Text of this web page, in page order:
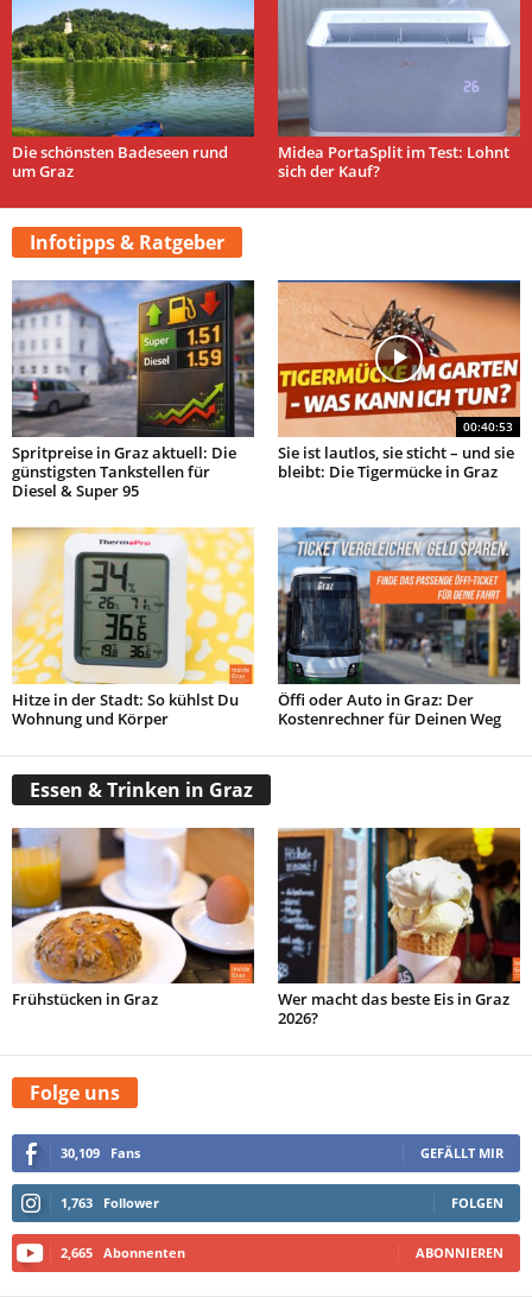
Die schönsten Badeseen rund
um Graz
Midea PortaSplit im Test: Lohnt
sich der Kauf?
Infotipps & Ratgeber
Spritpreise in Graz aktuell: Die
günstigsten Tankstellen für
Diesel & Super 95
00:40:53
Sie ist lautlos, sie sticht – und sie
bleibt: Die Tigermücke in Graz
Hitze in der Stadt: So kühlst Du
Wohnung und Körper
Öffi oder Auto in Graz: Der
Kostenrechner für Deinen Weg
Essen & Trinken in Graz
Frühstücken in Graz
Wer macht das beste Eis in Graz
2026?
Folge uns
30,109 Fans GEFÄLLT MIR
1,763 Follower FOLGEN
2,665 Abonnenten ABONNIEREN